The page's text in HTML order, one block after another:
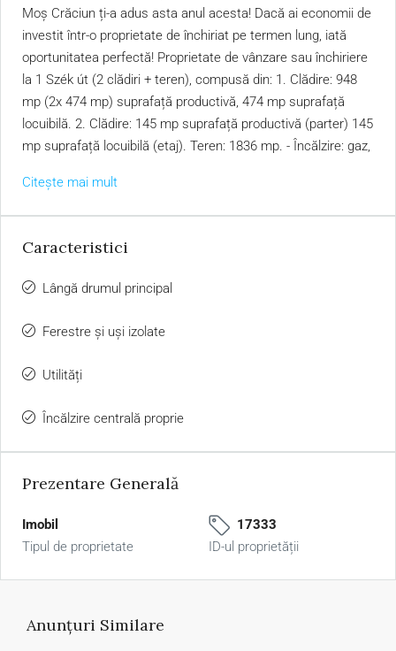
Moș Crăciun ți-a adus asta anul acesta! Dacă ai economii de
investit într-o proprietate de închiriat pe termen lung, iată
oportunitatea perfectă! Proprietate de vânzare sau închiriere
la 1 Szék út (2 clădiri + teren), compusă din: 1. Clădire: 948
mp (2x 474 mp) suprafață productivă, 474 mp suprafață
locuibilă. 2. Clădire: 145 mp suprafață productivă (parter) 145
mp suprafață locuibilă (etaj). Teren: 1836 mp. - Încălzire: gaz,
Citește mai mult
Caracteristici
Lângă drumul principal
Ferestre și uși izolate
Utilități
Încălzire centrală proprie
Prezentare Generală
Imobil
Tipul de proprietate
17333
ID-ul proprietății
Anunțuri Similare